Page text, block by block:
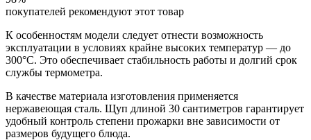
покупателей рекомендуют этот товар
К особенностям модели следует отнести возможность
эксплуатации в условиях крайне высоких температур — до
300°C. Это обеспечивает стабильность работы и долгий срок
службы термометра.
В качестве материала изготовления применяется
нержавеющая сталь. Щуп длиной 30 сантиметров гарантирует
удобный контроль степени прожарки вне зависимости от
размеров будущего блюда.